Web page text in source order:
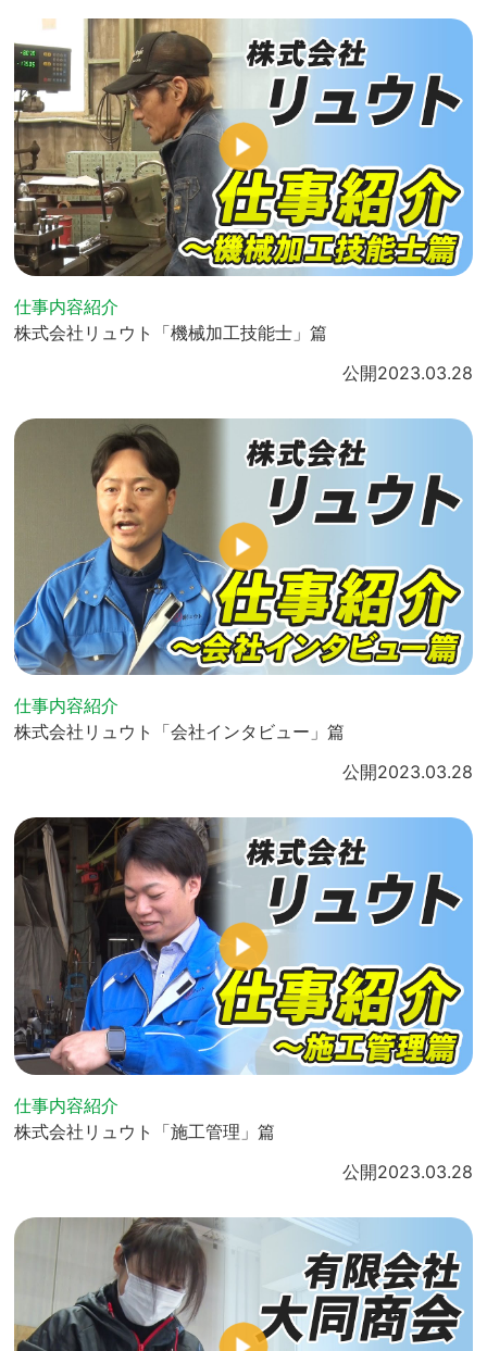
仕事内容紹介
株式会社リュウト「機械加工技能士」篇
公開2023.03.28
仕事内容紹介
株式会社リュウト「会社インタビュー」篇
公開2023.03.28
仕事内容紹介
株式会社リュウト「施工管理」篇
公開2023.03.28